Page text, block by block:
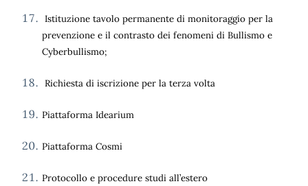
Istituzione tavolo permanente di monitoraggio per la
prevenzione e il contrasto dei fenomeni di Bullismo e
Cyberbullismo;
Richiesta di iscrizione per la terza volta
Piattaforma Idearium
Piattaforma Cosmi
Protocollo e procedure studi all’estero